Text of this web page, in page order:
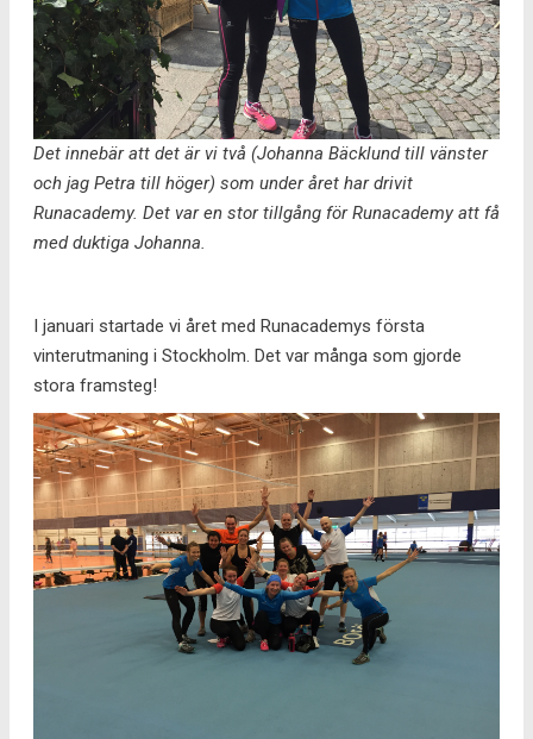
Det innebär att det är vi två (Johanna Bäcklund till vänster
och jag Petra till höger) som under året har drivit
Runacademy. Det var en stor tillgång för Runacademy att få
med duktiga Johanna.
I januari startade vi året med Runacademys första
vinterutmaning i Stockholm. Det var många som gjorde
stora framsteg!